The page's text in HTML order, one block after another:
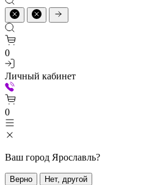
0
Личный кабинет
0
Ваш город Ярославль?
Верно Нет, другой